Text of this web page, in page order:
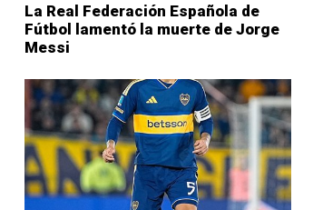
La Real Federación Española de
Fútbol lamentó la muerte de Jorge
Messi